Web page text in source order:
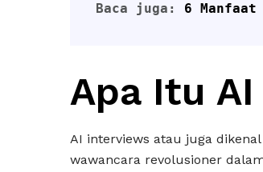
Baca juga: 6
Apa Itu
AI interviews atau juga
wawancara revolusioner